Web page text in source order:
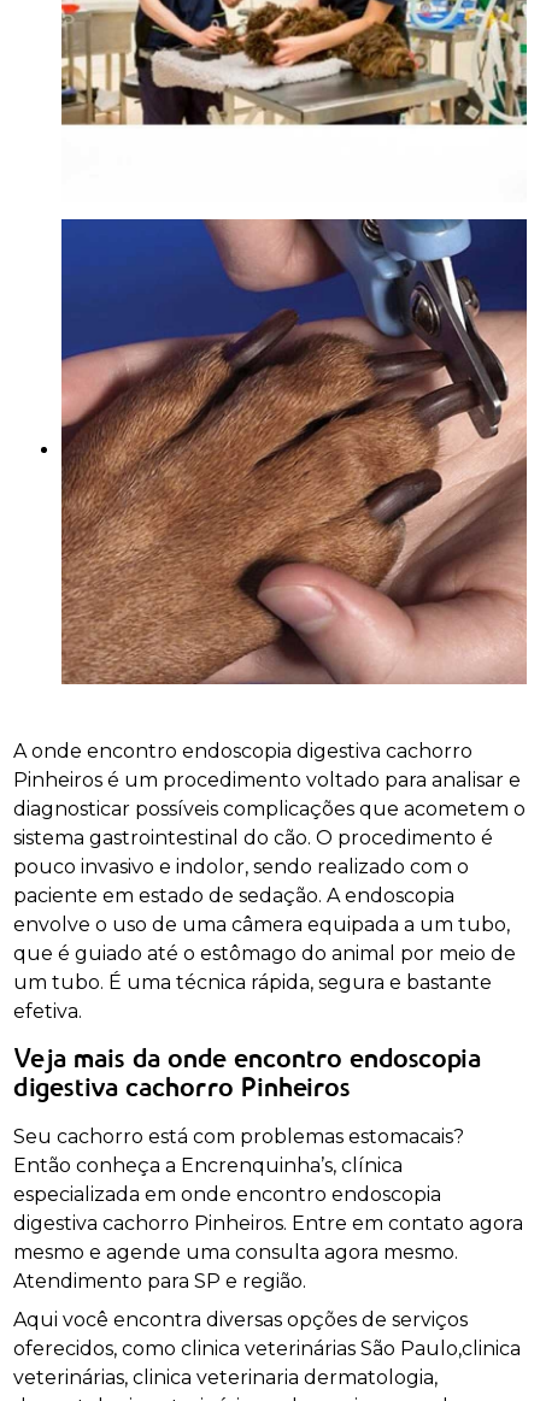
A onde encontro endoscopia digestiva cachorro
Pinheiros é um procedimento voltado para analisar e
diagnosticar possíveis complicações que acometem o
sistema gastrointestinal do cão. O procedimento é
pouco invasivo e indolor, sendo realizado com o
paciente em estado de sedação. A endoscopia
envolve o uso de uma câmera equipada a um tubo,
que é guiado até o estômago do animal por meio de
um tubo. É uma técnica rápida, segura e bastante
efetiva.
Veja mais da onde encontro endoscopia
digestiva cachorro Pinheiros
Seu cachorro está com problemas estomacais?
Então conheça a Encrenquinha’s, clínica
especializada em onde encontro endoscopia
digestiva cachorro Pinheiros. Entre em contato agora
mesmo e agende uma consulta agora mesmo.
Atendimento para SP e região.
Aqui você encontra diversas opções de serviços
oferecidos, como clinica veterinárias São Paulo,clinica
veterinárias, clinica veterinaria dermatologia,